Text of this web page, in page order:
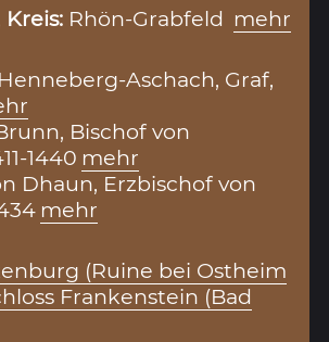
Kreis: Rhön-Grabfeld mehr
Aschach, Graf,
Bischof von
1440 mehr
Dhaun, Erzbischof von
mehr
(Ruine bei Ostheim
Frankenstein (Bad